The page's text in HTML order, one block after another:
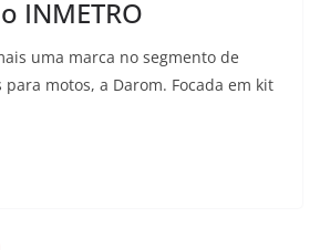
INMETRO
uma marca no segmento de
para motos, a Darom. Focada em kit